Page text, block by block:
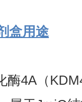
盒用途
酶4A（